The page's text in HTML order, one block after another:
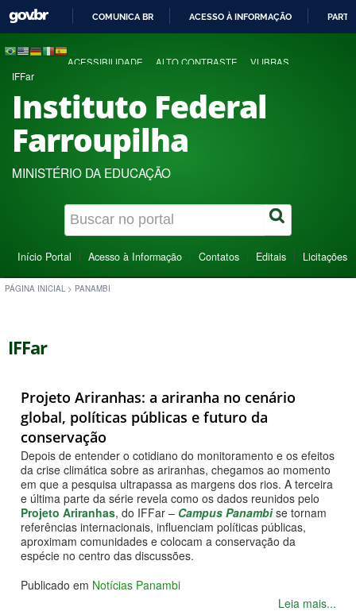
COMUNICA BR ACESSO À INFORMAÇÃO
ACESSIBILIDADE ALTO CONTRASTE VLIBRAS
IFFar
Instituto Federal
Farroupilha
MINISTÉRIO DA EDUCAÇÃO
Início Portal Acesso à Informação Contatos Editais Licitações
PÁGINA INICIAL > PANAMBI
IFFar
Projeto Ariranhas: a ariranha no cenário
global, políticas públicas e futuro da
conservação
Depois de entender o cotidiano do monitoramento e os efeitos
da crise climática sobre as ariranhas, chegamos ao momento
em que a pesquisa ultrapassa as margens dos rios. A terceira
e última parte da série revela como os dados reunidos pelo
Projeto Ariranhas, do IFFar – Campus Panambise tornam
referências internacionais, influenciam políticas públicas,
aproximam comunidades e colocam a conservação da
espécie no centro das discussões.
Publicado em Notícias Panambi
Leia mais...